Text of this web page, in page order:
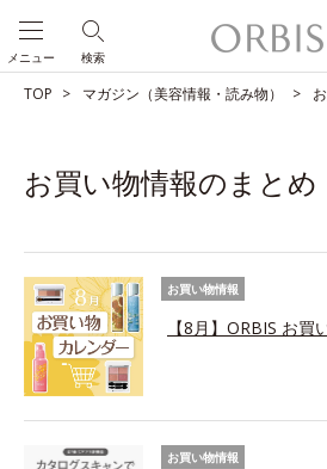
検索
メニュー
TOP マガジン（美容情報・読み物）
お買い物情報のまとめ
お買い物情報
【8月】ORBIS お買
お買い物情報